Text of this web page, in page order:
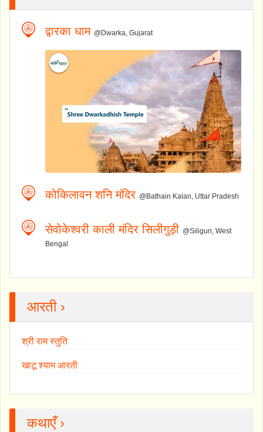
द्वारका धाम @Dwarka, Gujarat
कोकिलावन शनि मंदिर @Bathain Kalan, Uttar Pradesh
सेवोकेश्वरी काली मंदिर सिलीगुड़ी @Siliguri, West
Bengal
आरती ›
श्री राम स्तुति
खाटू श्याम आरती
कथाएँ ›